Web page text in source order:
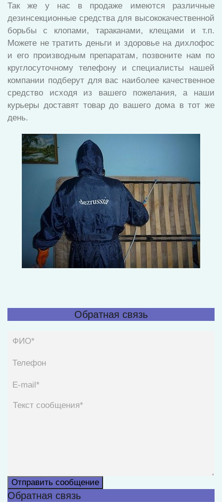
Так же у нас в продаже имеются различные
дезинсекционные средства для высококачественной
борьбы с клопами, тараканами, клещами и т.п.
Можете не тратить деньги и здоровье на дихлофос
и его производным препаратам, позвоните нам по
круглосуточному телефону и специалисты нашей
компании подберут для вас наиболее качественное
средство исходя из вашего пожелания, а наши
курьеры доставят товар до вашего дома в тот же
день.
Обратная связь
Отправить сообщение
Обратная связь